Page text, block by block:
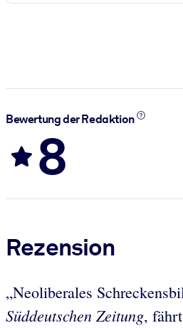
Bewertung der Redaktion
8
Rezension
„Neoliberales
Süddeutschen Zeitung,